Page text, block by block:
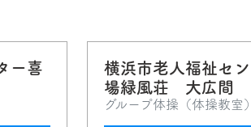
ー喜
横浜市老人福祉セ
場緑風荘 大広間
グループ体操（体操教室）